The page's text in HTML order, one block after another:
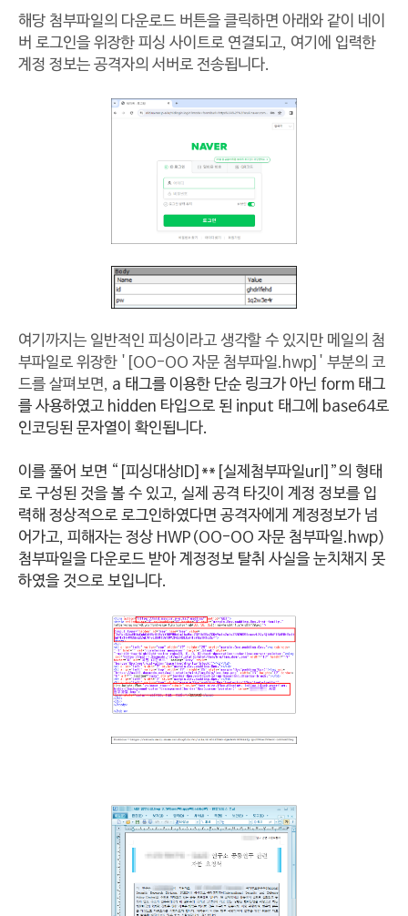
해당 첨부파일의 다운로드 버튼을 클릭하면 아래와 같이 네이
버 로그인을 위장한 피싱 사이트로 연결되고, 여기에 입력한
계정 정보는 공격자의 서버로 전송됩니다.
여기까지는 일반적인 피싱이라고 생각할 수 있지만 메일의 첨
부파일로 위장한 '[OO-OO 자문 첨부파일.hwp]' 부분의 코
드를 살펴보면, a 태그를 이용한 단순 링크가 아닌 form 태그
를 사용하였고 hidden 타입으로 된 input 태그에 base64로
인코딩된 문자열이 확인됩니다.
이를 풀어 보면 “[피싱대상ID]**[실제첨부파일url]”의 형태
로 구성된 것을 볼 수 있고, 실제 공격 타깃이 계정 정보를 입
력해 정상적으로 로그인하였다면 공격자에게 계정정보가 넘
어가고, 피해자는 정상 HWP(OO-OO 자문 첨부파일.hwp)
첨부파일을 다운로드 받아 계정정보 탈취 사실을 눈치채지 못
하였을 것으로 보입니다.